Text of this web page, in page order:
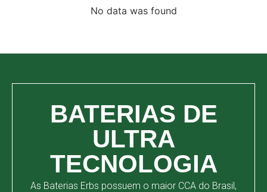
No data was found
BATERIAS DE
ULTRA
TECNOLOGIA
As Baterias Erbs possuem o maior CCA do Brasil,